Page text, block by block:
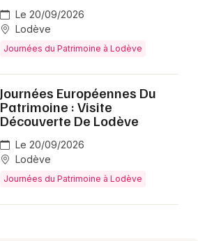
Le 20/09/2026
Lodève
Journées du Patrimoine à Lodève
Journées Européennes Du
Patrimoine : Visite
Découverte De Lodève
Le 20/09/2026
Lodève
Journées du Patrimoine à Lodève